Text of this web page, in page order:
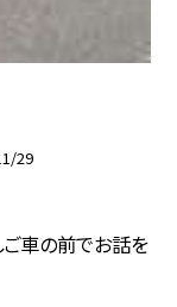
29
車の前でお話を